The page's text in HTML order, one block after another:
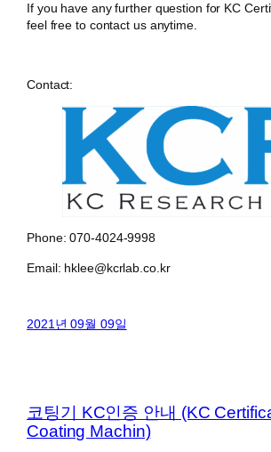
If you have any further question for KC
feel free to contact us anytime.
Contact:
Phone: 070-4024-9998
Email: hklee@kcrlab.co.kr
2021년 09월 09일
코팅기 KC인증 안내 (KC
Coating Machin)